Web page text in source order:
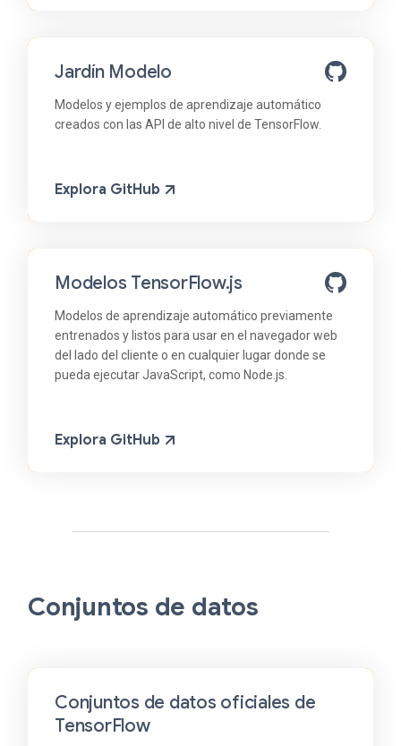
Jardín Modelo
Modelos y ejemplos de aprendizaje automático
creados con las API de alto nivel de TensorFlow.
Explora GitHub
Modelos TensorFlow.js
Modelos de aprendizaje automático previamente
entrenados y listos para usar en el navegador web
del lado del cliente o en cualquier lugar donde se
pueda ejecutar JavaScript, como Node.js.
Explora GitHub
Conjuntos de datos
Conjuntos de datos oficiales de
TensorFlow